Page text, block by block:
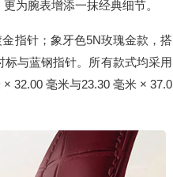
为腕表增添一抹经典细节。
指针；象牙色5N玫瑰金款，搭
与蓝钢指针。所有款式均采用
32.00 毫米与23.30 毫米 × 37.0